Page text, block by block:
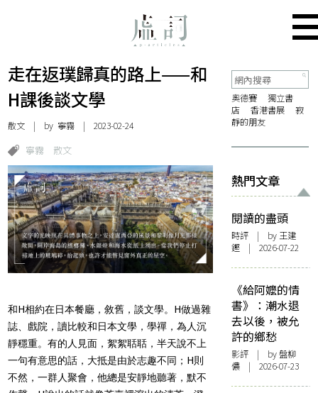
走在返璞歸真的路上——和
H課後談文學
散文 | by 寧霧 | 2023-02-24
寧霧 散文
和H相約在日本餐廳，敘舊，談文學。H做過雜
誌、戲院，讀比較和日本文學，學禪，為人沉
靜穩重。有的人見面，絮絮聒聒，半天說不上
一句有意思的話，大抵是由於志趣不同；H則
不然，一群人聚會，他總是安靜地聽著，默不
奧德賽
獨立書
店
香港書展
寂
靜的朋友
熱門文章
閱讀的盡頭
時評 | by 王建
鏗 | 2026-07-22
《給阿嬤的情
書》：潮水退
去以後，被允
許的鄉愁
影評 | by 盤柳
儂 | 2026-07-23